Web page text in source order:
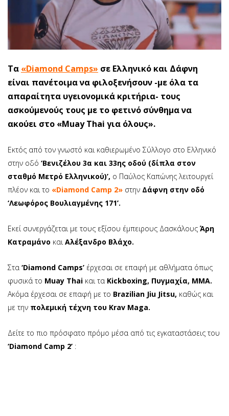
Tα «Diamond Camps» σε Ελληνικό και Δάφνη
είναι πανέτοιμα να φιλοξενήσουν -με όλα τα
απαραίτητα υγειονομικά κριτήρια- τους
ασκούμενούς τους με το φετινό σύνθημα να
ακούει στο «Muay Thai για όλους».
Εκτός από τον γνωστό και καθιερωμένο Σύλλογο στο Ελληνικό
στην οδό ‘Βενιζέλου 3α και 33ης οδού (δίπλα στον
σταθμό Μετρό Ελληνικού)’, ο Παύλος Καπώνης λειτουργεί
πλέον και το «Diamond Camp 2» στην Δάφνη στην οδό
‘Λεωφόρος Βουλιαγμένης 171’.
Εκεί συνεργάζεται με τους εξίσου έμπειρους Δασκάλους Άρη
Κατραμάνο και Αλέξανδρο Βλάχο.
Στα ‘Diamond Camps’ έρχεσαι σε επαφή με αθλήματα όπως
φυσικά το Muay Thai και τα Kickboxing, Πυγμαχία, ΜΜΑ.
Ακόμα έρχεσαι σε επαφή με το Brazilian Jiu Jitsu, καθώς και
με την πολεμική τέχνη του Krav Maga.
Δείτε το πιο πρόσφατο πρόμο μέσα από τις εγκαταστάσεις του
‘Diamond Camp 2’ :